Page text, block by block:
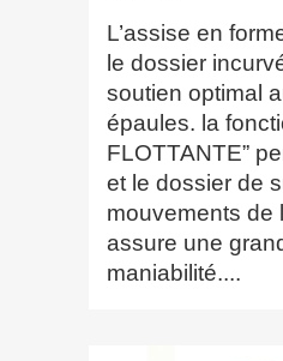
L’assise en
le dossier
soutien optimal
épaules. la
FLOTTANTE”
et le dossier de
mouvements de
assure une
maniabilité....